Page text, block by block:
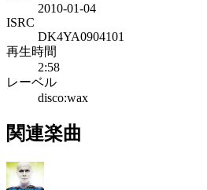
2010-01-04
ISRC
DK4YA0904101
再生時間
2:58
レーベル
disco:wax
関連楽曲